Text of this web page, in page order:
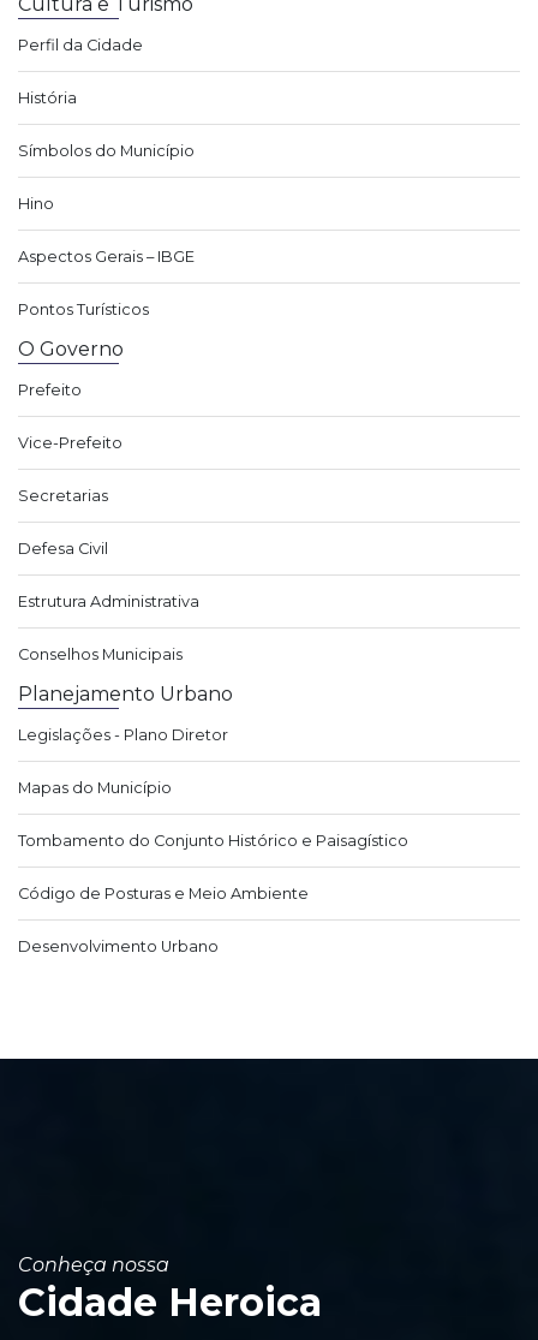
Perfil da Cidade
História
Símbolos do Município
Hino
Aspectos Gerais – IBGE
Pontos Turísticos
O Governo
Prefeito
Vice-Prefeito
Secretarias
Defesa Civil
Estrutura Administrativa
Conselhos Municipais
Planejamento Urbano
Legislações - Plano Diretor
Mapas do Município
Tombamento do Conjunto Histórico e Paisagístico
Código de Posturas e Meio Ambiente
Desenvolvimento Urbano
Conheça nossa
Cidade Heroica